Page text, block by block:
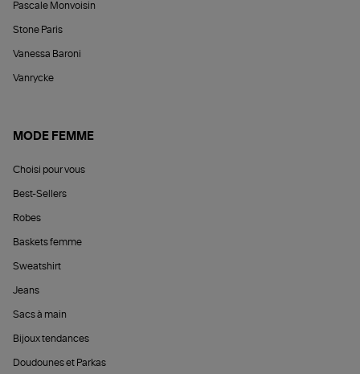
Pascale Monvoisin
Stone Paris
Vanessa Baroni
Vanrycke
MODE FEMME
Choisi pour vous
Best-Sellers
Robes
Baskets femme
Sweatshirt
Jeans
Sacs à main
Bijoux tendances
Doudounes et Parkas